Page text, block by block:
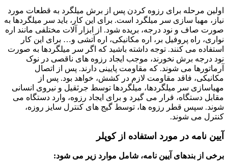
اولین مرحله برای رزوه کردن پس از برش میلگرد به قطعات مورد
نیاز، مهیا سازی سر میلگرد است. برای این کار، باید سر میلگردها به
صورت صاف و نود درجه، بریده شود. از ابزار آلات مختلفی مانند اره
نواری، راه پروفیل بر، اره مکانیکی، اره آتشی و… برای این کار
استفاده می کنند. توجه داشته باشید که اگر سر میلگردها به صورت
نود درجه برش نخورند، موجب ایجاد رزوه های ناقصی در نوک
آرماتورها می شوند. که مقاومت پایینی دارند. پس از اتصال
مکانیکی، فاقد مقاومت لازم در کشش، خواهد بود. پس از
مهیاسازی سر میلگردها، میلگردها توسط جرثقیل و نیروی انسانی
مقابل دستگاه، قرار می گیرد و برای ایجاد رزوه، وارد دستگاه می
شوند. سپس قطر رزوه ها، توسط گیج های کنترل سایز روزه،
کنترل می شوند.
آیین نامه در مورد استفاده از کوپلر
برخی از بندهای آیین نامه، شامل موارد زیر می شود: